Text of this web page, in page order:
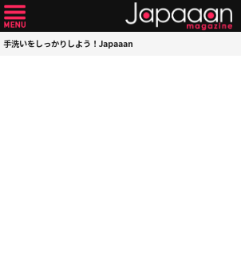
手洗いをしっかりしよう！Japaaan